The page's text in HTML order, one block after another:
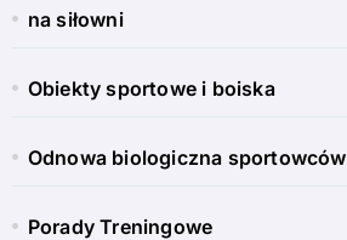
na siłowni
Obiekty sportowe i boiska
Odnowa biologiczna sportowców
Porady Treningowe